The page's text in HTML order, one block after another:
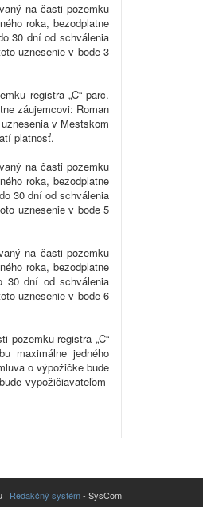
na časti pozemku
roka, bezodplatne
30 dní od schválenia
uznesenie v bode 3
registra „C“ parc.
záujemcovi: Roman
v Mestskom
platnosť.
na časti pozemku
roka, bezodplatne
30 dní od schválenia
uznesenie v bode 5
na časti pozemku
roka, bezodplatne
30 dní od schválenia
uznesenie v bode 6
registra „C“
maximálne jedného
o výpožičke bude
vypožičiavateľom
| Redakčný systém- SysCom